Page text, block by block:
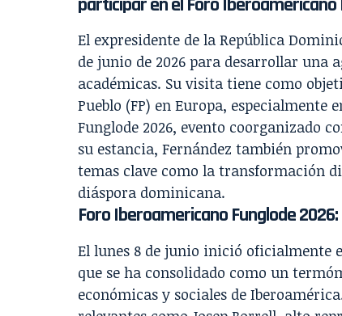
participar en el Foro Iberoamericano
El expresidente de la República
de junio de 2026 para desarrollar una
académicas. Su visita tiene como
Pueblo (FP) en Europa,
Funglode 2026, evento coorganizado
su estancia, Fernández también
temas clave como la transformación
diáspora dominicana.
Foro Iberoamericano Funglode
El lunes 8 de junio inició oficialmente
que se ha consolidado como un
económicas y sociales de